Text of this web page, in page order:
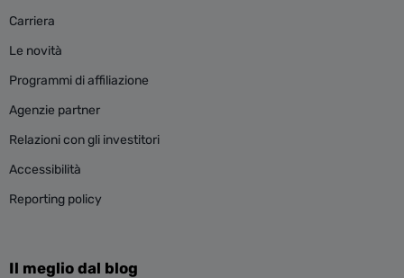
Carriera
Le novità
Programmi di affiliazione
Agenzie partner
Relazioni con gli investitori
Accessibilità
Reporting policy
Il meglio dal blog